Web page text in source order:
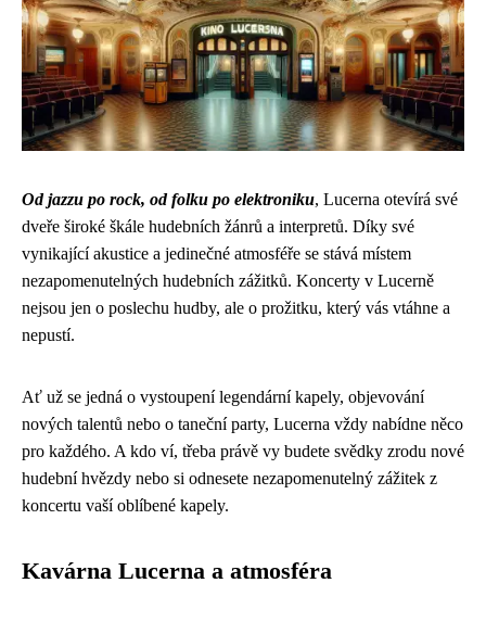
Od jazzu po rock, od folku po elektroniku, Lucerna otevírá své
dveře široké škále hudebních žánrů a interpretů. Díky své
vynikající akustice a jedinečné atmosféře se stává místem
nezapomenutelných hudebních zážitků. Koncerty v Lucerně
nejsou jen o poslechu hudby, ale o prožitku, který vás vtáhne a
nepustí.
Ať už se jedná o vystoupení legendární kapely, objevování
nových talentů nebo o taneční party, Lucerna vždy nabídne něco
pro každého. A kdo ví, třeba právě vy budete svědky zrodu nové
hudební hvězdy nebo si odnesete nezapomenutelný zážitek z
koncertu vaší oblíbené kapely.
Kavárna Lucerna a atmosféra